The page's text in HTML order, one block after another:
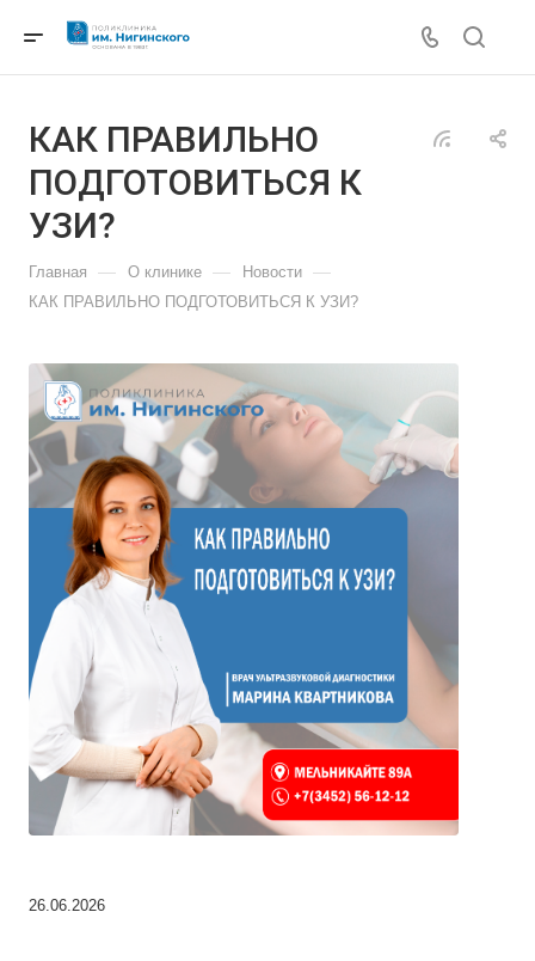
КАК ПРАВИЛЬНО
ПОДГОТОВИТЬСЯ К
УЗИ?
Главная — О клинике — Новости —
КАК ПРАВИЛЬНО ПОДГОТОВИТЬСЯ К УЗИ?
26.06.2026